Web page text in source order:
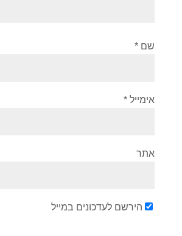
שם *
אימייל *
אתר
הירשם לעדכונים במייל